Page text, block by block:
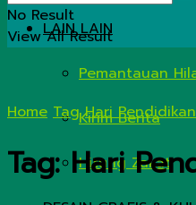
LAIN LAIN
Pemantauan
Kirim Berita
Hitung Zakat
No Result
View All Result
Home Tag Hari Pendidikan
Tag:Hari